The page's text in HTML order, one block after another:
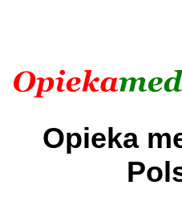
Opieka